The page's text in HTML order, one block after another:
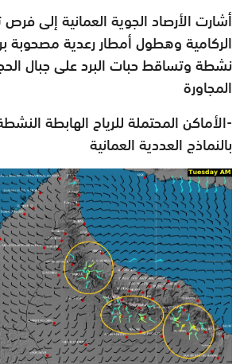
أشارت الأرصاد الجوية العمانية إلى
الركامية وهطول أمطار رعدية مصحوبة
نشطة وتساقط حبات البرد على جبال
المجاورة
‏-الأماكن المحتملة للرياح الهابطة
بالنماذج العددية العمانية